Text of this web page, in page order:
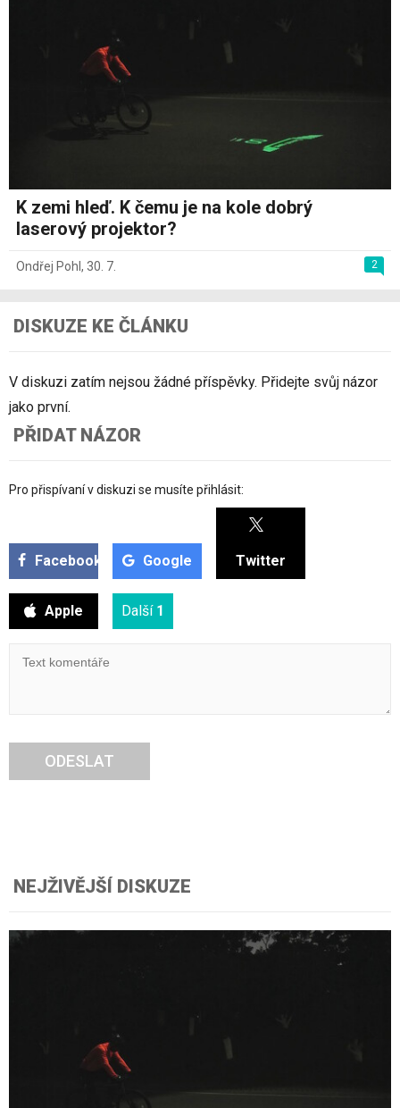
K zemi hleď. K čemu je na kole dobrý
laserový projektor?
2
Ondřej Pohl , 30. 7.
DISKUZE KE ČLÁNKU
V diskuzi zatím nejsou žádné příspěvky. Přidejte svůj názor
jako první.
PŘIDAT NÁZOR
Pro přispívaní v diskuzi se musíte přihlásit:
Facebook Google Twitter
Apple Další 1
ODESLAT
NEJŽIVĚJŠÍ DISKUZE